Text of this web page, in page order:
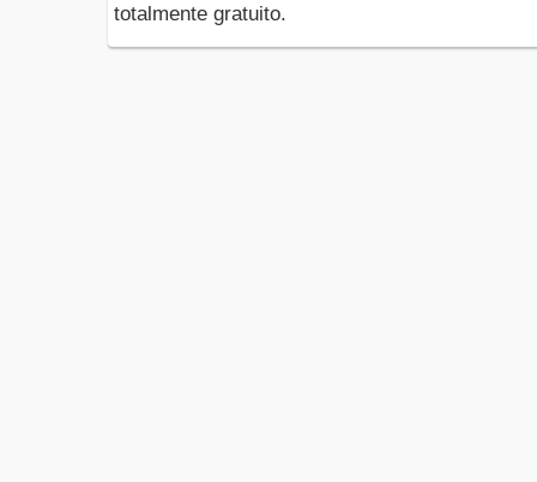
totalmente gratuito.